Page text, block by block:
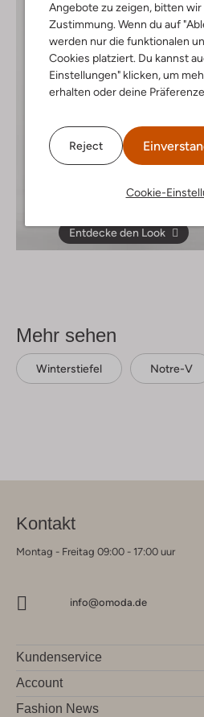
Angebote zu zeigen, bitten wir
Zustimmung. Wenn du auf
werden nur die funktionalen
Cookies platziert. Du kannst
Einstellungen" klicken, um
erhalten oder deine
Reject
Cookie-
Entdecke den Look
Mehr sehen
Winterstiefel Notre-V
Kontakt
Montag - Freitag 09:00 - 17:00 uur
info@omoda.de
Kundenservice
Account
Fashion News